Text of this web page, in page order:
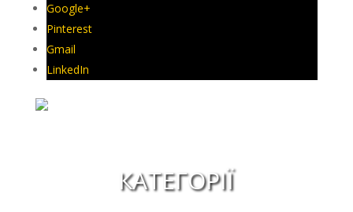
Google+
Pinterest
Gmail
LinkedIn
КАТЕГОРІЇ